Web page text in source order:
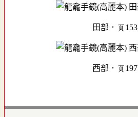
田部．頁153
西部．頁197